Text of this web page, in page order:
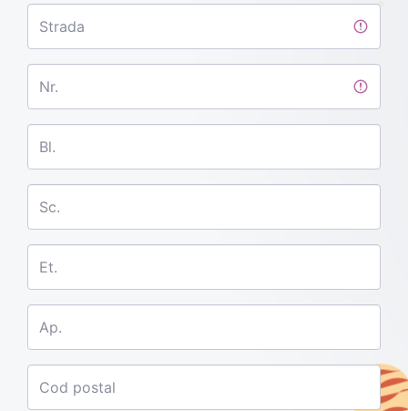
Strada
Nr.
Bl.
Sc.
Et.
Ap.
Cod postal